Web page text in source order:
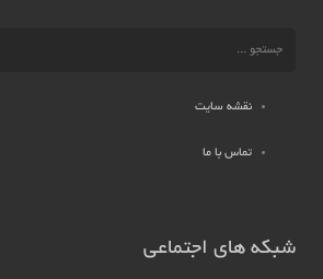
نقشه سایت
تماس با ما
شبکه های اجتماعی